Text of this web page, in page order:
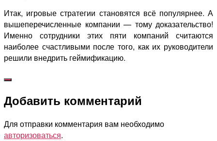
Итак, игровые стратегии становятся всё популярнее. А
вышеперечисленные компании — тому доказательство!
Именно сотрудники этих пяти компаний считаются
наиболее счастливыми после того, как их руководители
решили внедрить геймификацию.
Добавить комментарий
Для отправки комментария вам необходимо
авторизоваться.